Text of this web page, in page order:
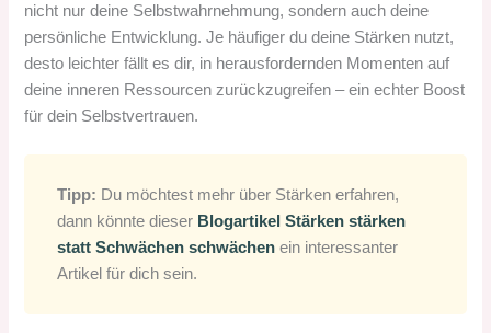
nicht nur deine Selbstwahrnehmung, sondern auch deine
persönliche Entwicklung. Je häufiger du deine Stärken nutzt,
desto leichter fällt es dir, in herausfordernden Momenten auf
deine inneren Ressourcen zurückzugreifen – ein echter Boost
für dein Selbstvertrauen.
Tipp: Du möchtest mehr über Stärken erfahren,
dann könnte dieser Blogartikel Stärken stärken
statt Schwächen schwächenein interessanter
Artikel für dich sein.